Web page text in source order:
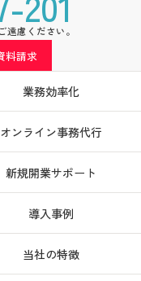
慮ください。
料請求
業務効率化
オンライン事務代行
新規開業サポート
導入事例
当社の特徴